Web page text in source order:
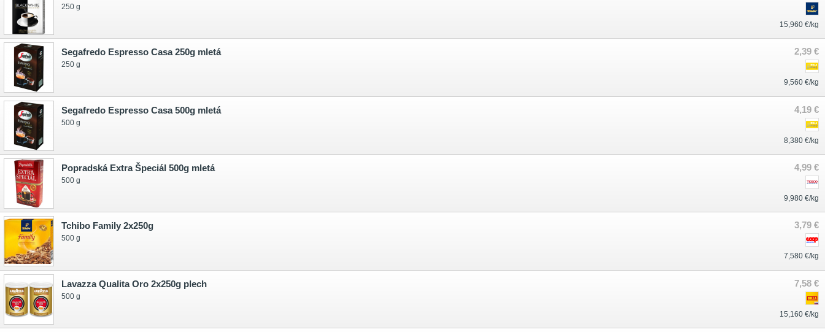
15,960 €/kg
250 g
2,39 €
9,560 €/kg
Segafredo Espresso Casa 250g mletá
250 g
4,19 €
8,380 €/kg
Segafredo Espresso Casa 500g mletá
500 g
4,99 €
9,980 €/kg
Popradská Extra Špeciál 500g mletá
500 g
3,79 €
7,580 €/kg
Tchibo Family 2x250g
500 g
7,58 €
15,160 €/kg
Lavazza Qualita Oro 2x250g plech
500 g